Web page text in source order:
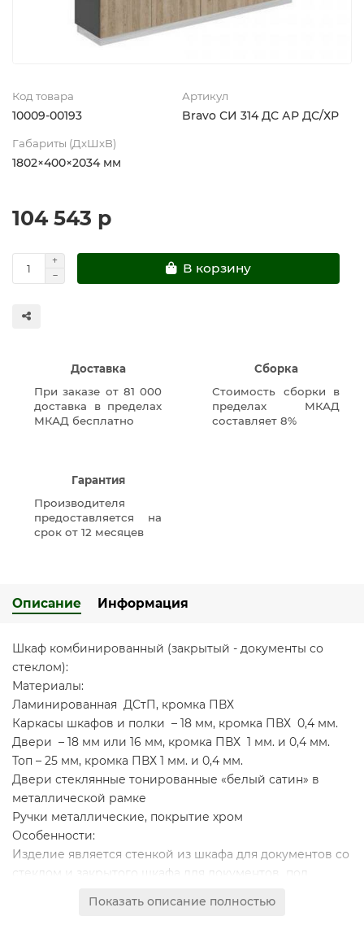
Код товара
10009-00193
Артикул
Bravo СИ 314 ДС АР ДС/ХР
Габариты (ДхШхВ)
1802×400×2034 мм
104 543 р
В корзину
Доставка
При заказе от 81 000
доставка в пределах
МКАД бесплатно
Сборка
Стоимость сборки в
пределах МКАД
составляет 8%
Гарантия
Производителя
предоставляется на
срок от 12 месяцев
Описание Информация
Шкаф комбинированный (закрытый - документы со
стеклом):
Материалы:
Ламинированная ДСтП, кромка ПВХ
Каркасы шкафов и полки – 18 мм, кромка ПВХ 0,4 мм.
Двери – 18 мм или 16 мм, кромка ПВХ 1 мм. и 0,4 мм.
Топ – 25 мм, кромка ПВХ 1 мм. и 0,4 мм.
Двери стеклянные тонированные «белый сатин» в
металлической рамке
Ручки металлические, покрытие хром
Особенности:
Изделие является стенкой из шкафа для документов со
стеклом и закрытого шкафа для документов под
Декоративный зазор между топом и боковыми
Показать описание полностью